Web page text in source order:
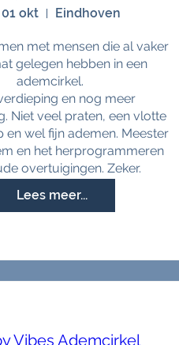
okt Eindhoven
met mensen die al vaker
gelegen hebben in een
ademcirkel.
en nog meer
Niet veel praten, een vlotte
en wel fijn ademen. Meester
en het herprogrammeren
overtuigingen. Zeker.
Lees meer...
Vibes Ademcirkel